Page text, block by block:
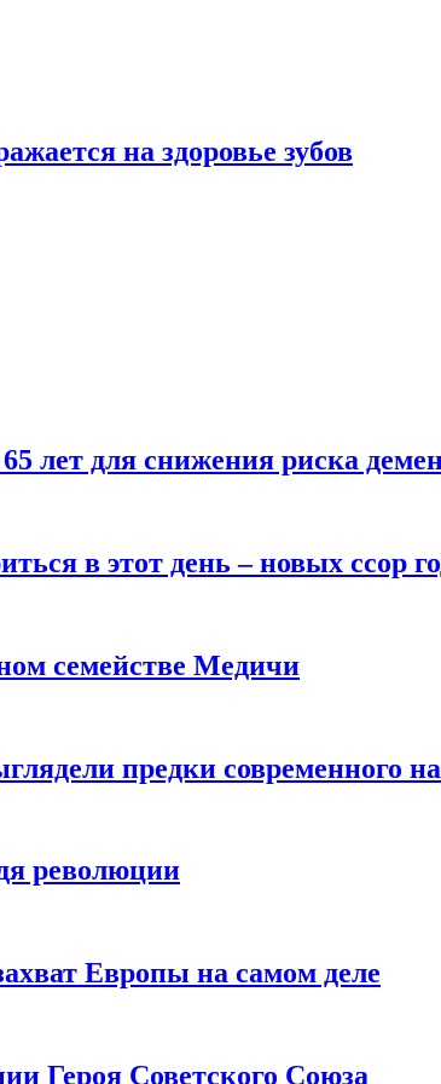
на здоровье зубов
65 лет для снижения риска
в этот день – новых ссор
семействе Медичи
предки современного
революции
Европы на самом деле
Героя Советского Союза